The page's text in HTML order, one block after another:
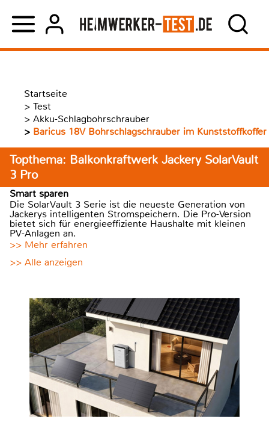
Startseite
> Test
> Akku-Schlagbohrschrauber
> Baricus 18V Bohrschlagschrauber im Kunststoffkoffer
Topthema: Balkonkraftwerk Jackery SolarVault
3 Pro
Smart sparen
Die SolarVault 3 Serie ist die neueste Generation von
Jackerys intelligenten Stromspeichern. Die Pro-Version
bietet sich für energieeffiziente Haushalte mit kleinen
PV-Anlagen an.
>> Mehr erfahren
>> Alle anzeigen